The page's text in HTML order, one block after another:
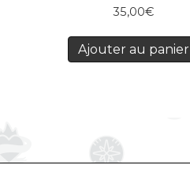
35,00€
Ajouter au panier